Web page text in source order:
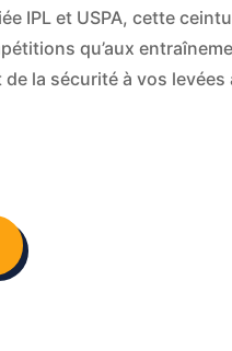
IPL et USPA, cette
qu’aux
la sécurité à vos levées